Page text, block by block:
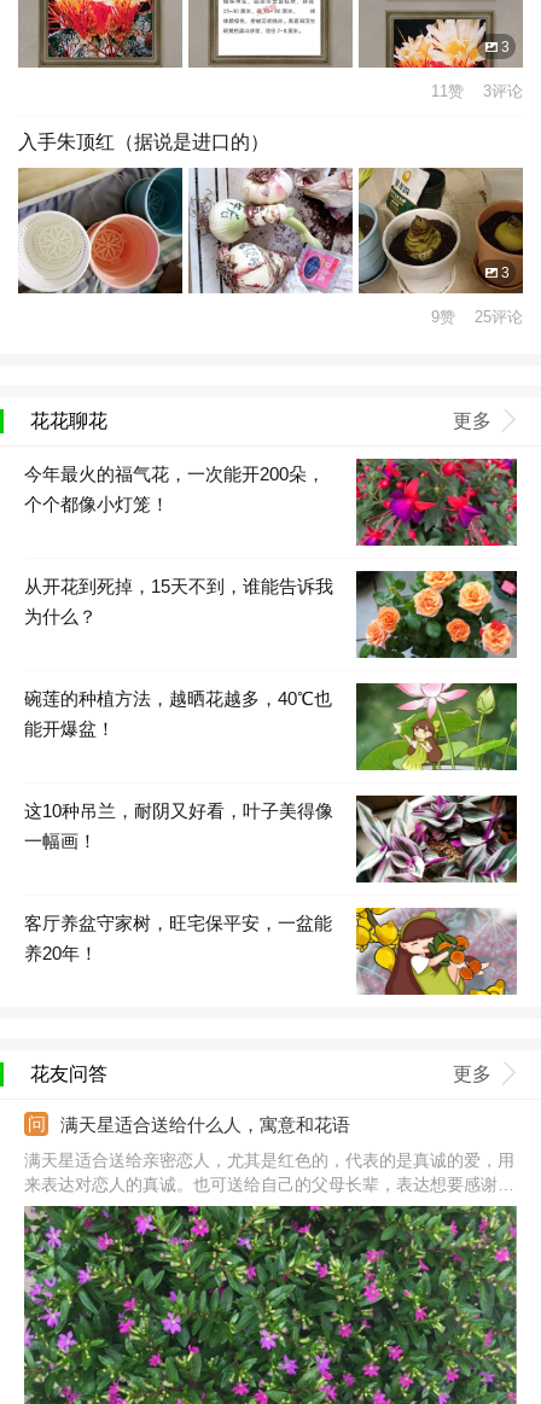
3
11赞 3评论
入手朱顶红（据说是进口的）
3
9赞 25评论
花花聊花 更多
今年最火的福气花，一次能开200朵，
个个都像小灯笼！
从开花到死掉，15天不到，谁能告诉我
为什么？
碗莲的种植方法，越晒花越多，40℃也
能开爆盆！
这10种吊兰，耐阴又好看，叶子美得像
一幅画！
客厅养盆守家树，旺宅保平安，一盆能
养20年！
花友问答 更多
满天星适合送给什么人，寓意和花语
满天星适合送给亲密恋人，尤其是红色的，代表的是真诚的爱，用
来表达对恋人的真诚。也可送给自己的父母长辈，表达想要感谢对
方长时间的照顾。还可送给朋友同学，表达的是对逝去的青春的怀
念。此外，送给暗恋的人也不错，表达不敢倾诉的默默的爱。注意
它的花色朵，花色不同代表的意思不同，送人前要清楚每种颜色的
意思。